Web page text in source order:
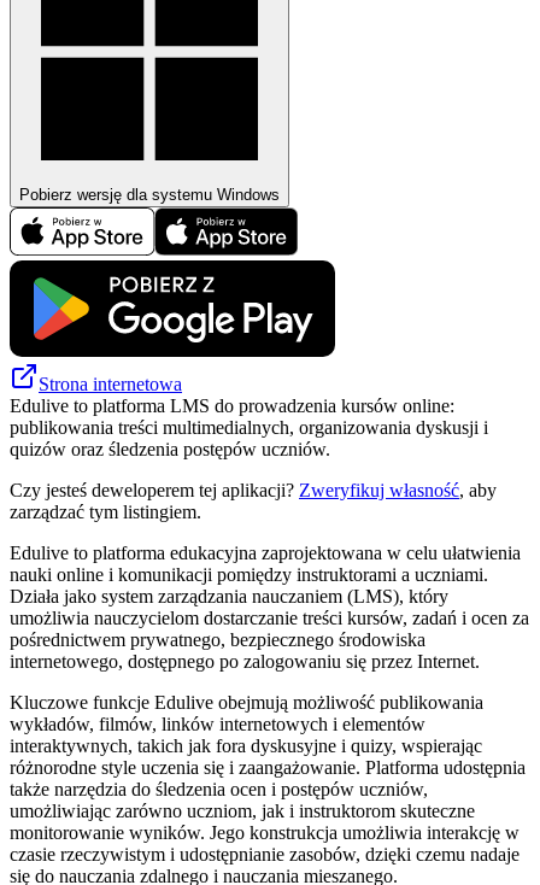
Pobierz wersję dla systemu Windows
Strona internetowa
Edulive to platforma LMS do prowadzenia kursów online:
publikowania treści multimedialnych, organizowania dyskusji i
quizów oraz śledzenia postępów uczniów.
Czy jesteś deweloperem tej aplikacji? Zweryfikuj własność, aby
zarządzać tym listingiem.
Edulive to platforma edukacyjna zaprojektowana w celu ułatwienia
nauki online i komunikacji pomiędzy instruktorami a uczniami.
Działa jako system zarządzania nauczaniem (LMS), który
umożliwia nauczycielom dostarczanie treści kursów, zadań i ocen za
pośrednictwem prywatnego, bezpiecznego środowiska
internetowego, dostępnego po zalogowaniu się przez Internet.
Kluczowe funkcje Edulive obejmują możliwość publikowania
wykładów, filmów, linków internetowych i elementów
interaktywnych, takich jak fora dyskusyjne i quizy, wspierając
różnorodne style uczenia się i zaangażowanie. Platforma udostępnia
także narzędzia do śledzenia ocen i postępów uczniów,
umożliwiając zarówno uczniom, jak i instruktorom skuteczne
monitorowanie wyników. Jego konstrukcja umożliwia interakcję w
czasie rzeczywistym i udostępnianie zasobów, dzięki czemu nadaje
się do nauczania zdalnego i nauczania mieszanego.